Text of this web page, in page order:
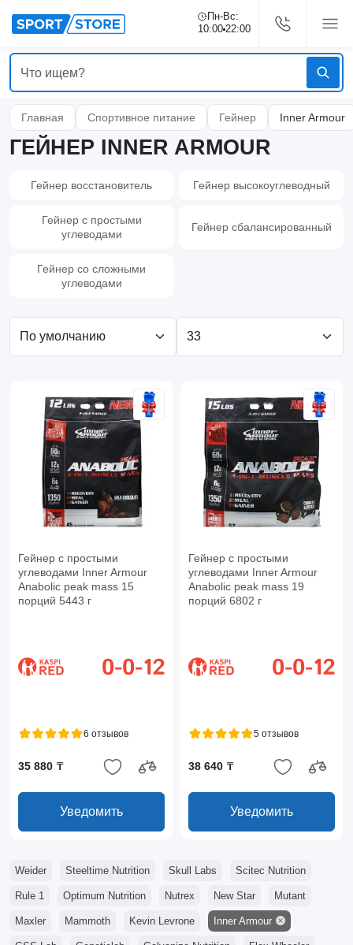
Пн-Вс:
10:00 22:00
Главная Спортивное питание Гейнер Inner Armour
ГЕЙНЕР INNER ARMOUR
Гейнер восстановитель Гейнер высокоуглеводный
Гейнер с простыми
углеводами
Гейнер сбалансированный
Гейнер со сложными
углеводами
Гейнер с простыми
углеводами Inner Armour
Anabolic peak mass 15
порций 5443 г
6 отзывов
35 880 ₸
Уведомить
Гейнер с простыми
углеводами Inner Armour
Anabolic peak mass 19
порций 6802 г
5 отзывов
38 640 ₸
Уведомить
Weider Steeltime Nutrition Skull Labs Scitec Nutrition
Rule 1 Optimum Nutrition Nutrex New Star Mutant
Maxler Mammoth Kevin Levrone Inner Armour